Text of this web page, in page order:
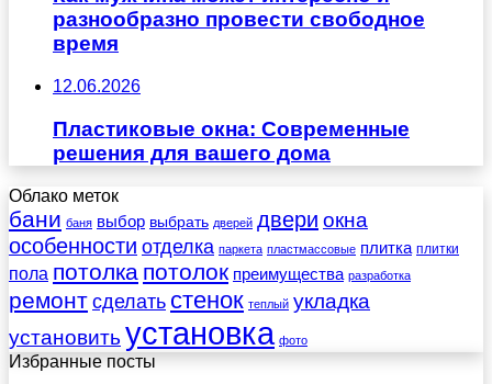
разнообразно провести свободное
время
12.06.2026
Пластиковые окна: Современные
решения для вашего дома
Облако меток
бани баня выбор выбрать дверей двери окна
особенности отделка паркета пластмассовые плитка плитки
пола потолка потолок преимущества разработка
ремонт сделать стенок теплый укладка
установить установка фото
Избранные посты